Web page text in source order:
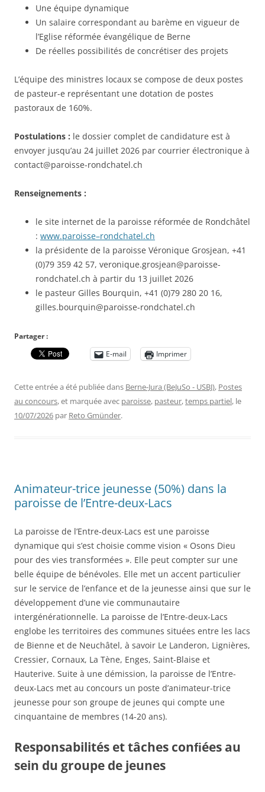
Une équipe dynamique
Un salaire correspondant au barème en vigueur de
l’Eglise réformée évangélique de Berne
De réelles possibilités de concrétiser des projets
L’équipe des ministres locaux se compose de deux postes
de pasteur-e représentant une dotation de postes
pastoraux de 160%.
Postulations : le dossier complet de candidature est à
envoyer jusqu’au 24 juillet 2026 par courrier électronique à
contact@paroisse-rondchatel.ch
Renseignements :
le site internet de la paroisse réformée de Rondchâtel
: www.paroisse–rondchatel.ch
la présidente de la paroisse Véronique Grosjean, +41
(0)79 359 42 57, veronique.grosjean@paroisse-
rondchatel.ch à partir du 13 juillet 2026
le pasteur Gilles Bourquin, +41 (0)79 280 20 16,
gilles.bourquin@paroisse-rondchatel.ch
Partager :
E-mail
Imprimer
Cette entrée a été publiée dans Berne-Jura (BeJuSo - USBJ), Postes
au concours, et marquée avec paroisse, pasteur,temps partiel, le
10/07/2026 par Reto Gmünder.
Animateur-trice jeunesse (50%) dans la
paroisse de l’Entre-deux-Lacs
La paroisse de l’Entre-deux-Lacs est une paroisse
dynamique qui s’est choisie comme vision « Osons Dieu
pour des vies transformées ». Elle peut compter sur une
belle équipe de bénévoles. Elle met un accent particulier
sur le service de l’enfance et de la jeunesse ainsi que sur le
développement d’une vie communautaire
intergénérationnelle. La paroisse de l’Entre-deux-Lacs
englobe les territoires des communes situées entre les lacs
de Bienne et de Neuchâtel, à savoir Le Landeron, Lignières,
Cressier, Cornaux, La Tène, Enges, Saint-Blaise et
Hauterive. Suite à une démission, la paroisse de l’Entre-
deux-Lacs met au concours un poste d’animateur-trice
jeunesse pour son groupe de jeunes qui compte une
cinquantaine de membres (14-20 ans).
Responsabilités et tâches conﬁées au
sein du groupe de jeunes